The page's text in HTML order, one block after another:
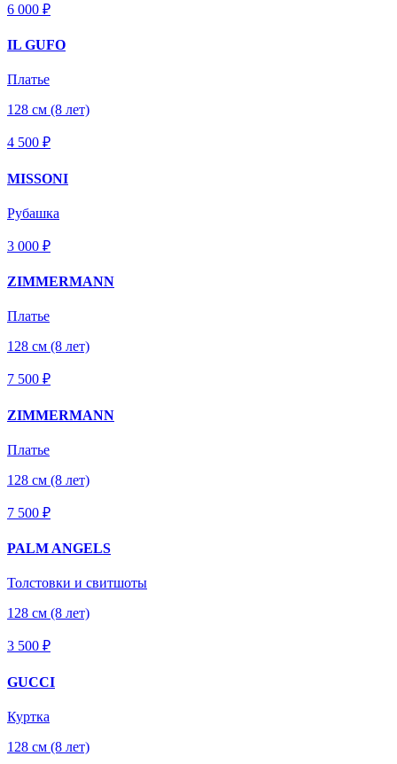
6 000 ₽
IL GUFO
Платье
128 см (8 лет)
4 500 ₽
MISSONI
Рубашка
3 000 ₽
ZIMMERMANN
Платье
128 см (8 лет)
7 500 ₽
ZIMMERMANN
Платье
128 см (8 лет)
7 500 ₽
PALM ANGELS
Толстовки и свитшоты
128 см (8 лет)
3 500 ₽
GUCCI
Куртка
128 см (8 лет)